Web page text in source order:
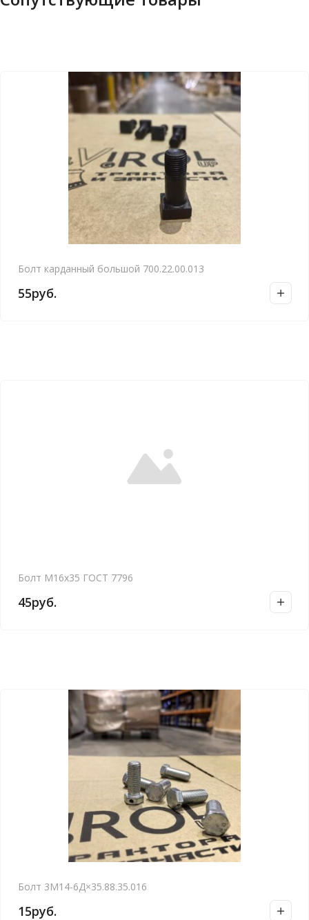
Болт карданный большой 700.22.00.013
55руб.
Болт М16х35 ГОСТ 7796
45руб.
Болт 3М14-6Д×35.88.35.016
15руб.